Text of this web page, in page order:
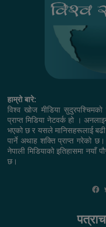
हाम्रो बारे:
विश्व खोज मीडिया
प्राप्त मिडिया नेटवर्क हो ।
भएको छ र यसले मानिसहरूलाई बढी
पार्ने अथाह शक्ति प्राप्त गरेको
नेपाली मिडियाको इतिहासमा नयाँ
छ।